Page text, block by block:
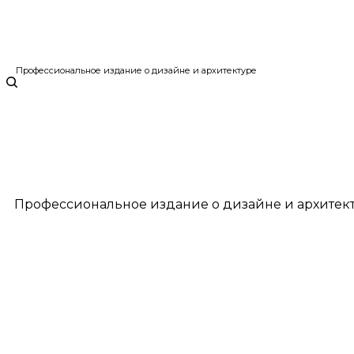
Профессиональное издание о дизайне и архитектуре
Профессиональное издание о дизайне и